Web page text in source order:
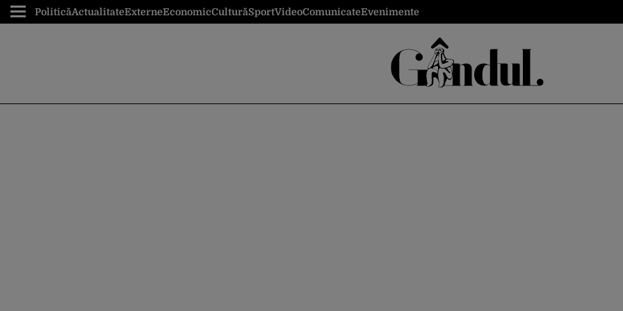
PoliticăActualitateExterneEconomicCulturăSportVideoComunicateEvenimente